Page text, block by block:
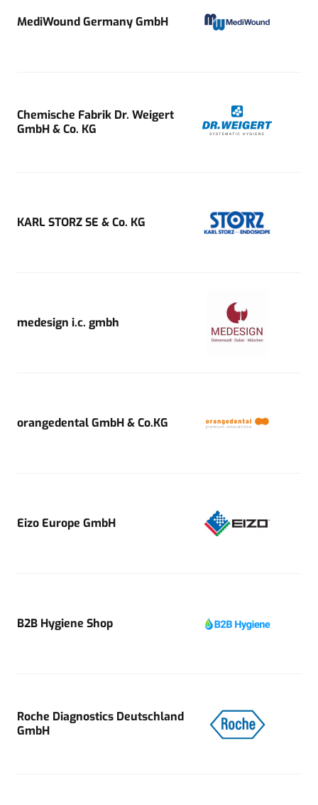
MediWound Germany GmbH
Chemische Fabrik Dr. Weigert
GmbH & Co. KG
KARL STORZ SE & Co. KG
medesign i.c. gmbh
orangedental GmbH & Co.KG
Eizo Europe GmbH
B2B Hygiene Shop
Roche Diagnostics Deutschland
GmbH